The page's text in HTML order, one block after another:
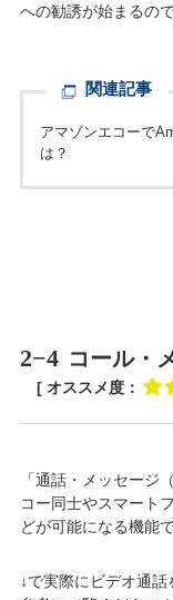
への勧誘が始まるの
関連記事
アマゾンエコーで
は？
2−4 コール・
[ オススメ度：
「通話・メッセージ
コー同士やスマート
どが可能になる機能で
↓で実際にビデオ通